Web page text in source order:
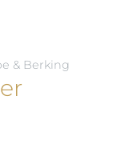
& Berking